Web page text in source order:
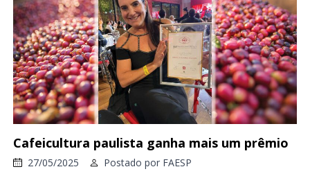
Cafeicultura paulista ganha mais um prêmio
27/05/2025 Postado por FAESP